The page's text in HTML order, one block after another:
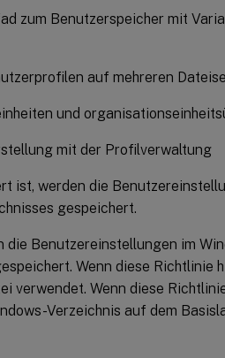
zum Benutzerspeicher mit
auf mehreren
und
mit der Profilverwaltung
ist, werden die
gespeichert.
die Benutzereinstellungen im
Wenn diese Richtlinie
verwendet. Wenn diese
Verzeichnis auf dem